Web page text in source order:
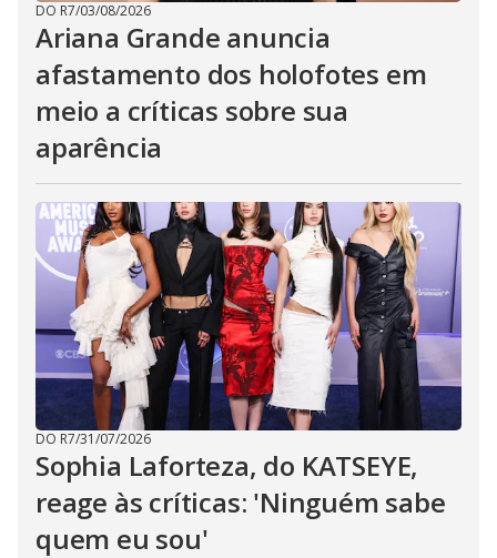
DO R7/03/08/2026
Ariana Grande anuncia
afastamento dos holofotes em
meio a críticas sobre sua
aparência
DO R7/31/07/2026
Sophia Laforteza, do KATSEYE,
reage às críticas: 'Ninguém sabe
quem eu sou'